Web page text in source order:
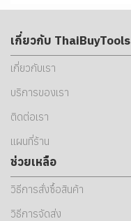
เกี่ยวกับ ThaiBuyTools
เกี่ยวกับเรา
บริการของเรา
ติดต่อเรา
แผนที่ร้าน
ช่วยเหลือ
วิธีการสั่งซื้อสินค้า
วิธีการจัดส่ง